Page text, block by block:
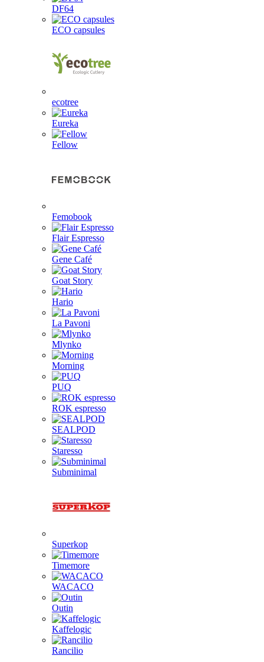
DF64
ECO capsules
ecotree
Eureka
Fellow
Femobook
Flair Espresso
Gene Café
Goat Story
Hario
La Pavoni
Mlynko
Morning
PUQ
ROK espresso
SEALPOD
Staresso
Subminimal
Superkop
Timemore
WACACO
Outin
Kaffelogic
Rancilio